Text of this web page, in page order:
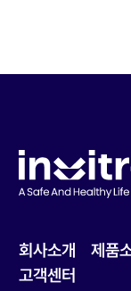
회사소개 제품
고객센터